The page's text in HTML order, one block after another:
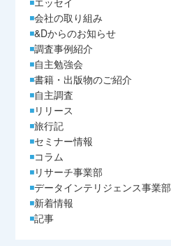
会社の取り組み
&Dからのお知らせ
調査事例紹介
自主勉強会
書籍・出版物のご紹介
自主調査
リリース
旅行記
セミナー情報
コラム
リサーチ事業部
データインテリジェンス事業部
新着情報
記事